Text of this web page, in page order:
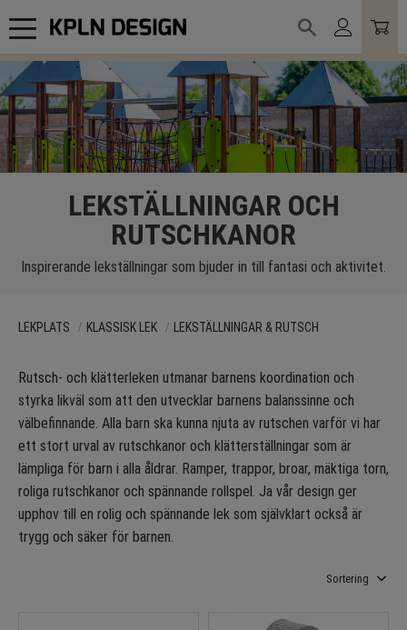
Meny
LEKPLATS KLASSISK LEK LEKSTÄLLNINGAR & RUTSCH
LEKSTÄLLNINGAR OCH
RUTSCHKANOR
Inspirerande lekställningar som bjuder in till fantasi och aktivitet.
Rutsch- och klätterleken utmanar barnens koordination och
styrka likväl som att den utvecklar barnens balanssinne och
välbefinnande. Alla barn ska kunna njuta av rutschen varför vi har
ett stort urval av rutschkanor och klätterställningar som är
lämpliga för barn i alla åldrar. Ramper, trappor, broar, mäktiga torn,
roliga rutschkanor och spännande rollspel. Ja vår design ger
upphov till en rolig och spännande lek som självklart också är
trygg och säker för barnen.